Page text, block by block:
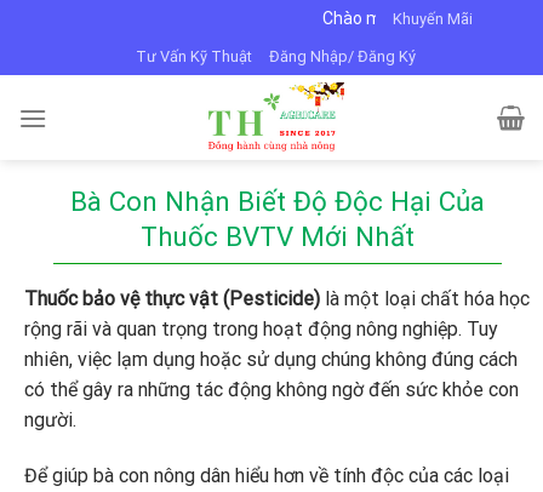
content
Chào mừng bạn đến với VTNN Minh Dũng
Khuyến Mãi
Tư Vấn Kỹ Thuật Đăng Nhập/ Đăng Ký
Bà Con Nhận Biết Độ Độc Hại Của
Thuốc BVTV Mới Nhất
Thuốc bảo vệ thực vật (Pesticide) là một loại chất hóa học
rộng rãi và quan trọng trong hoạt động nông nghiệp. Tuy
nhiên, việc lạm dụng hoặc sử dụng chúng không đúng cách
có thể gây ra những tác động không ngờ đến sức khỏe con
người.
Để giúp bà con nông dân hiểu hơn về tính độc của các loại